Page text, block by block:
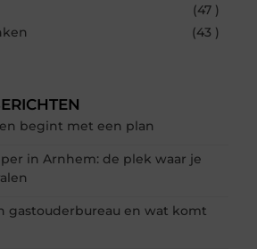
(47 )
(43 )
begint met een plan
in Arnhem: de plek waar je
gastouderbureau en wat komt